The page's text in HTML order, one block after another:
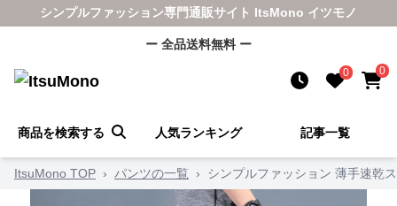
シンプルファッション専門通販サイト ItsMono イツモノ
ー 全品送料無料 ー
0 0
商品を検索する 人気ランキング 記事一覧
ItsuMono TOP › パンツの一覧 › シンプルファッション 薄手速乾